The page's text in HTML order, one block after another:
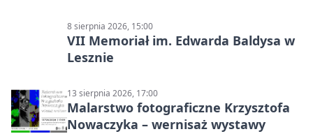
8 sierpnia 2026, 15:00
VII Memoriał im. Edwarda Baldysa w
Lesznie
13 sierpnia 2026, 17:00
Malarstwo fotograficzne Krzysztofa
Nowaczyka – wernisaż wystawy